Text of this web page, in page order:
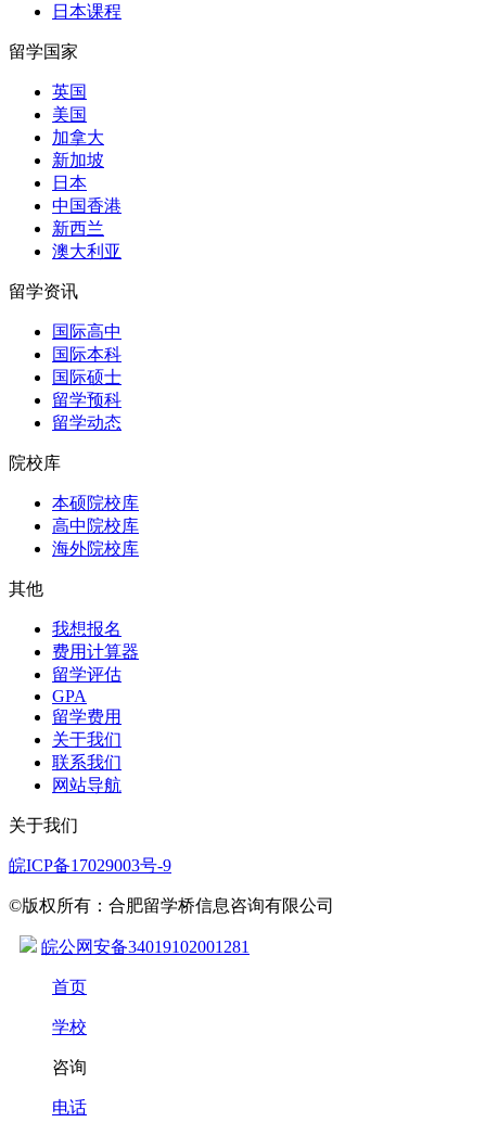
日本课程
留学国家
英国
美国
加拿大
新加坡
日本
中国香港
新西兰
澳大利亚
留学资讯
国际高中
国际本科
国际硕士
留学预科
留学动态
院校库
本硕院校库
高中院校库
海外院校库
其他
我想报名
费用计算器
留学评估
GPA
留学费用
关于我们
联系我们
网站导航
关于我们
皖ICP备17029003号-9
©版权所有：合肥留学桥信息咨询有限公司
皖公网安备34019102001281
首页
学校
咨询
电话